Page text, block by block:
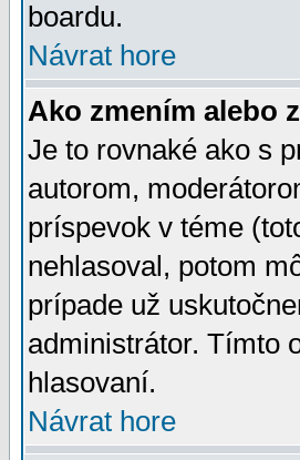
boardu.
Návrat hore
Ako zmením alebo
Je to rovnaké ako s
autorom,
príspevok v téme
nehlasoval, potom
prípade už
administrátor. Tímto
hlasovaní.
Návrat hore